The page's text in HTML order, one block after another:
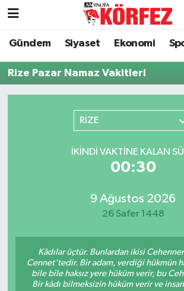
Gündem Siyaset Ekonomi
Rize Pazar Namaz Vakitleri
RİZE
İKINDI VAKTINE KALAN
00:29
9 Ağustos 2026
26 Safer 1448
Kâdılar üçtür. Bunlardan ikisi
Cennet'tedir. Bir adam, verdiği hükmün
bile bile haksız yere hüküm verir, bu
Bir kâdı bilmeksizin hüküm verir ve
Gündem
Siyaset
Dünya
Eğitim
Nöbetçi Eczaneler
Hava Durumu
Son Dakika Haberleri